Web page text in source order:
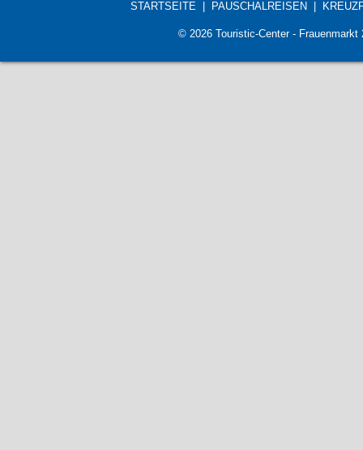
STARTSEITE| PAUSCHALREISEN
© 2026 Touristic-Center -